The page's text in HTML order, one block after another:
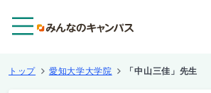
トップ 愛知大学大学院 「中山三佳」先生